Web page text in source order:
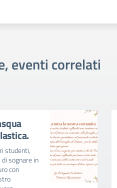
eventi correlati
studenti,
sognare in
con